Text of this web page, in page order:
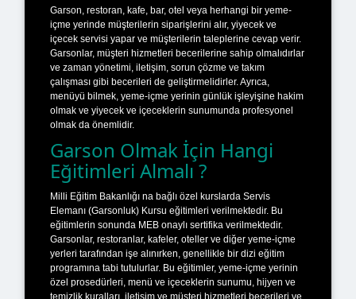
Garson, restoran, kafe, bar, otel veya herhangi bir yeme-
içme yerinde müşterilerin siparişlerini alır, yiyecek ve
içecek servisi yapar ve müşterilerin taleplerine cevap verir.
Garsonlar, müşteri hizmetleri becerilerine sahip olmalıdırlar
ve zaman yönetimi, iletişim, sorun çözme ve takım
çalışması gibi becerileri de geliştirmelidirler. Ayrıca,
menüyü bilmek, yeme-içme yerinin günlük işleyişine hakim
olmak ve yiyecek ve içeceklerin sunumunda profesyonel
olmak da önemlidir.
Garson Olmak İçin Hangi
Eğitimleri Almalı ?
Milli Eğitim Bakanlığı na bağlı özel kurslarda Servis
Elemanı (Garsonluk) Kursu eğitimleri verilmektedir. Bu
eğitimlerin sonunda MEB onaylı sertifika verilmektedir.
Garsonlar, restoranlar, kafeler, oteller ve diğer yeme-içme
yerleri tarafından işe alınırken, genellikle bir dizi eğitim
programına tabi tutulurlar. Bu eğitimler, yeme-içme yerinin
özel prosedürleri, menü ve içeceklerin sunumu, hijyen ve
temizlik kuralları, iletişim ve müşteri hizmetleri becerileri ve